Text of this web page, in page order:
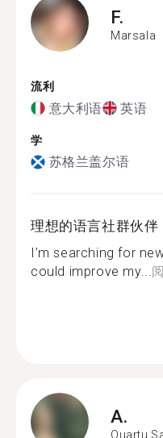
F.
Marsala
流利
意大利语 英语
学
苏格兰盖尔语
理想的语言社群伙伴
I’m searching for
could improve my...
A.
Quartu